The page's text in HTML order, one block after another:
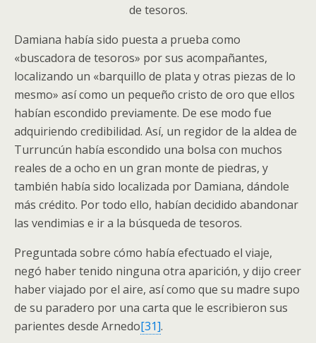
de tesoros.
Damiana había sido puesta a prueba como
«buscadora de tesoros» por sus acompañantes,
localizando un «barquillo de plata y otras piezas de lo
mesmo» así como un pequeño cristo de oro que ellos
habían escondido previamente. De ese modo fue
adquiriendo credibilidad. Así, un regidor de la aldea de
Turruncún había escondido una bolsa con muchos
reales de a ocho en un gran monte de piedras, y
también había sido localizada por Damiana, dándole
más crédito. Por todo ello, habían decidido abandonar
las vendimias e ir a la búsqueda de tesoros.
Preguntada sobre cómo había efectuado el viaje,
negó haber tenido ninguna otra aparición, y dijo creer
haber viajado por el aire, así como que su madre supo
de su paradero por una carta que le escribieron sus
parientes desde Arnedo[31].